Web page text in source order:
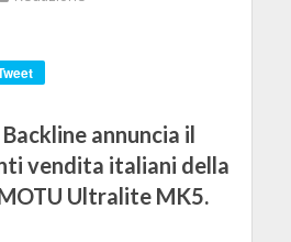
annuncia il
vendita italiani della
Ultralite MK5.